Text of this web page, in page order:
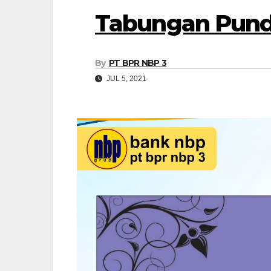
Tabungan
By PT BPR NBP 3
JUL 5, 2021